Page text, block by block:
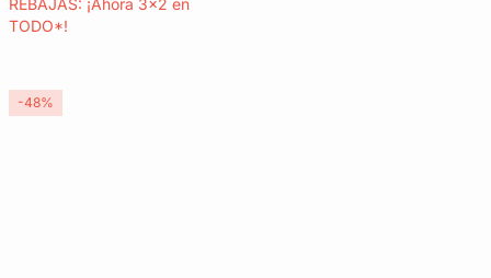
REBAJAS: ¡Ahora 3x2 en
TODO*!
-48%